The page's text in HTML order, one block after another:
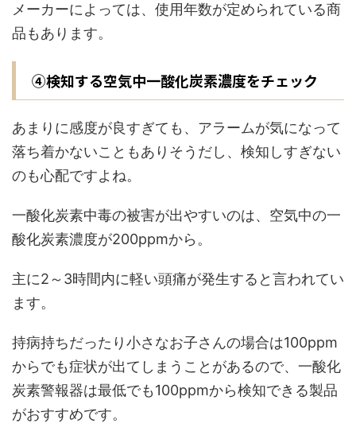
メーカーによっては、使用年数が定められている商
品もあります。
④検知する空気中一酸化炭素濃度をチェック
あまりに感度が良すぎても、アラームが気になって
落ち着かないこともありそうだし、検知しすぎない
のも心配ですよね。
一酸化炭素中毒の被害が出やすいのは、空気中の一
酸化炭素濃度が200ppmから。
主に2～3時間内に軽い頭痛が発生すると言われてい
ます。
持病持ちだったり小さなお子さんの場合は100ppm
からでも症状が出てしまうことがあるので、一酸化
炭素警報器は最低でも100ppmから検知できる製品
がおすすめです。